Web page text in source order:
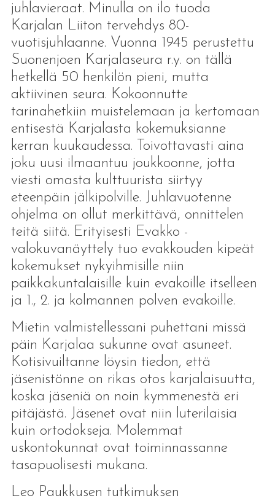
juhlavieraat. Minulla on ilo tuoda
Karjalan Liiton tervehdys 80-
vuotisjuhlaanne. Vuonna 1945 perustettu
Suonenjoen Karjalaseura r.y. on tällä
hetkellä 50 henkilön pieni, mutta
aktiivinen seura. Kokoonnutte
tarinahetkiin muistelemaan ja kertomaan
entisestä Karjalasta kokemuksianne
kerran kuukaudessa. Toivottavasti aina
joku uusi ilmaantuu joukkoonne, jotta
viesti omasta kulttuurista siirtyy
eteenpäin jälkipolville. Juhlavuotenne
ohjelma on ollut merkittävä, onnittelen
teitä siitä. Erityisesti Evakko -
valokuvanäyttely tuo evakkouden kipeät
kokemukset nykyihmisille niin
paikkakuntalaisille kuin evakoille itselleen
ja 1., 2. ja kolmannen polven evakoille.
Mietin valmistellessani puhettani missä
päin Karjalaa sukunne ovat asuneet.
Kotisivuiltanne löysin tiedon, että
jäsenistönne on rikas otos karjalaisuutta,
koska jäseniä on noin kymmenestä eri
pitäjästä. Jäsenet ovat niin luterilaisia
kuin ortodokseja. Molemmat
uskontokunnat ovat toiminnassanne
tasapuolisesti mukana.
Leo Paukkusen tutkimuksen